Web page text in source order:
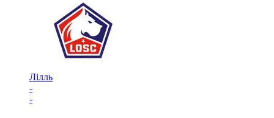
Лілль
-
-